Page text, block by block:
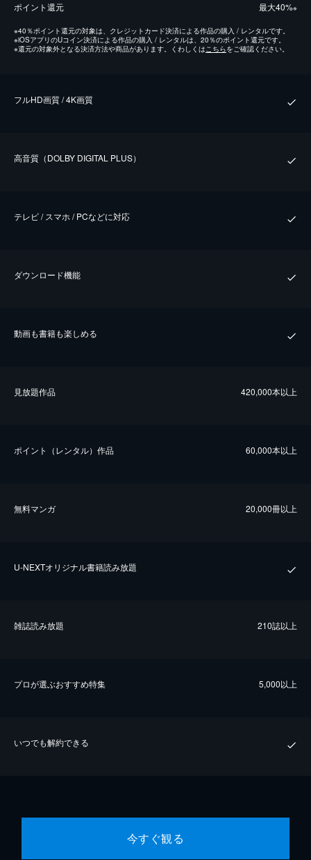
ポイント還元 最⼤40%※
※40％ポイント還元の対象は、クレジットカード決済による作品の購入 / レンタルです。
※iOSアプリのUコイン決済による作品の購入 / レンタルは、20％のポイント還元です。
※還元の対象外となる決済方法や商品があります。くわしくはこちらをご確認ください。
フルHD画質 / 4K画質
⾼⾳質（DOLBY DIGITAL PLUS）
テレビ / スマホ / PCなどに対応
ダウンロード機能
動画も書籍も楽しめる
⾒放題作品 420,000本以上
ポイント（レンタル）作品 60,000本以上
無料マンガ 20,000冊以上
U-NEXTオリジナル書籍読み放題
雑誌読み放題 210誌以上
プロが選ぶおすすめ特集 5,000以上
いつでも解約できる
今すぐ観る